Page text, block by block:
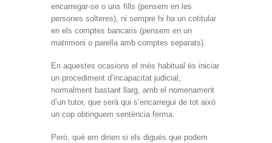
encarregar-se o uns fills (pensem en les
persones solteres), ni sempre hi ha un cotitular
en els comptes bancaris (pensem en un
matrimoni o parella amb comptes separats).
En aquestes ocasions el més habitual és iniciar
un procediment d’incapacitat judicial,
normalment bastant llarg, amb el nomenament
d’un tutor, que serà qui s’encarregui de tot això
un cop obtinguem sentència ferma.
Però, què em dirien si els digués que podem